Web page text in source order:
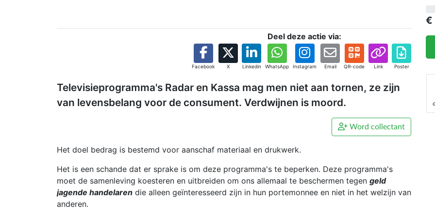
Deel deze actie via:
Facebook X Linkedin WhatsApp Instagram Email QR-code Link Poster
Televisieprogramma's Radar en Kassa mag men niet aan tornen, ze zijn
van levensbelang voor de consument. Verdwijnen is moord.
Word collectant
Het doel bedrag is bestemd voor aanschaf materiaal en drukwerk.
Het is een schande dat er sprake is om deze programma's te beperken. Deze programma's
moet de samenleving koesteren en uitbreiden om ons allemaal te beschermen tegen geld
jagende handelaren die alleen geïnteresseerd zijn in hun portemonnee en niet in het welzijn van
anderen.
€